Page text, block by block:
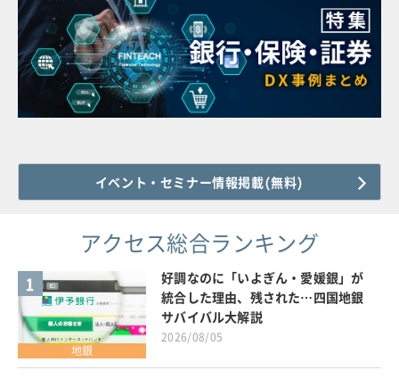
イベント・セミナー情報掲載(無料)
アクセス総合ランキング
1
地銀
好調なのに「いよぎん・愛媛銀」が
統合した理由、残された…四国地銀
サバイバル大解説
2026/08/05